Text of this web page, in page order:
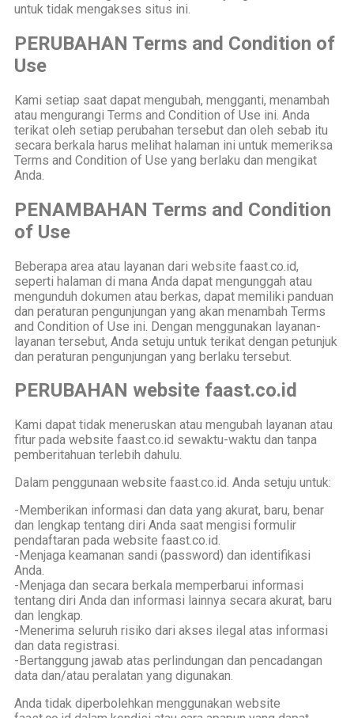
untuk tidak mengakses situs ini.
PERUBAHAN Terms and Condition of
Use
Kami setiap saat dapat mengubah, mengganti, menambah
atau mengurangi Terms and Condition of Use ini. Anda
terikat oleh setiap perubahan tersebut dan oleh sebab itu
secara berkala harus melihat halaman ini untuk memeriksa
Terms and Condition of Use yang berlaku dan mengikat
Anda.
PENAMBAHAN Terms and Condition
of Use
Beberapa area atau layanan dari website faast.co.id,
seperti halaman di mana Anda dapat mengunggah atau
mengunduh dokumen atau berkas, dapat memiliki panduan
dan peraturan pengunjungan yang akan menambah Terms
and Condition of Use ini. Dengan menggunakan layanan-
layanan tersebut, Anda setuju untuk terikat dengan petunjuk
dan peraturan pengunjungan yang berlaku tersebut.
PERUBAHAN website faast.co.id
Kami dapat tidak meneruskan atau mengubah layanan atau
fitur pada website faast.co.id sewaktu-waktu dan tanpa
pemberitahuan terlebih dahulu.
Dalam penggunaan website faast.co.id. Anda setuju untuk:
-Memberikan informasi dan data yang akurat, baru, benar
dan lengkap tentang diri Anda saat mengisi formulir
pendaftaran pada website faast.co.id.
-Menjaga keamanan sandi (password) dan identifikasi
Anda.
-Menjaga dan secara berkala memperbarui informasi
tentang diri Anda dan informasi lainnya secara akurat, baru
dan lengkap.
-Menerima seluruh risiko dari akses ilegal atas informasi
dan data registrasi.
-Bertanggung jawab atas perlindungan dan pencadangan
data dan/atau peralatan yang digunakan.
Anda tidak diperbolehkan menggunakan website